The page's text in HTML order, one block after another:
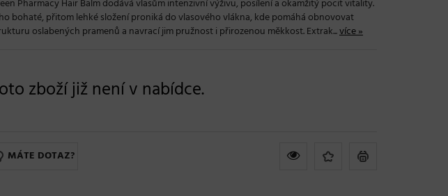
Pharmacy Hair Balm dodává vlasům intenzivní výživu, posílení a okamžitý pocit vitality.
bohaté, přitom lehké složení proniká do vlasového vlákna, kde pomáhá obnovovat
oslabených pramenů a navrací jim pružnost i přirozenou měkkost. Extrak...více »
zboží již není v nabídce.
MÁTE DOTAZ?